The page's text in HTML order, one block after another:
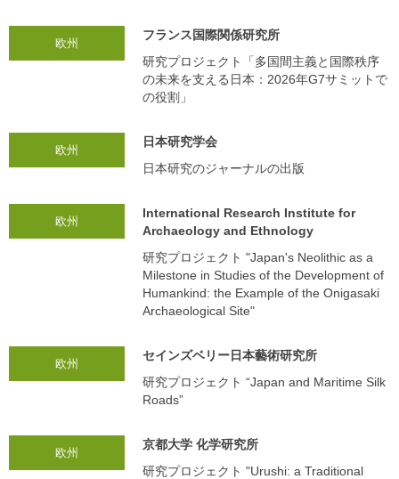
欧州
フランス国際関係研究所
研究プロジェクト「多国間主義と国際秩序
の未来を支える日本：2026年G7サミットで
の役割」
欧州
日本研究学会
日本研究のジャーナルの出版
欧州
International Research Institute for
Archaeology and Ethnology
研究プロジェクト "Japan's Neolithic as a
Milestone in Studies of the Development of
Humankind: the Example of the Onigasaki
Archaeological Site"
欧州
セインズベリー日本藝術研究所
研究プロジェクト “Japan and Maritime Silk
Roads”
欧州
京都大学 化学研究所
研究プロジェクト "Urushi: a Traditional